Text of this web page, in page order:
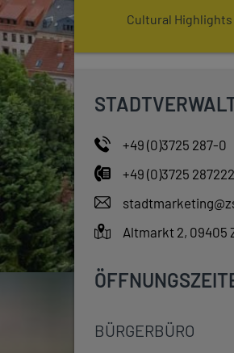
Cultural Highlights
+49 (0)3725 287-0
+49 (0)3725 287222
Altmarkt 2, 09405
BÜRGERBÜRO